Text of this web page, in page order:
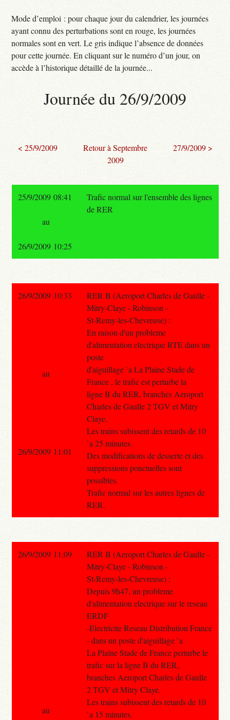
Mode d’emploi : pour chaque jour du calendrier, les journées
ayant connu des perturbations sont en rouge, les journées
normales sont en vert. Le gris indique l’absence de données
pour cette journée. En cliquant sur le numéro d’un jour, on
accède à l’historique détaillé de la journée...
Journée du 26/9/2009
< 25/9/2009
Retour à Septembre
2009
27/9/2009 >
25/9/2009 08:41
Trafic normal sur l'ensemble des lignes
de RER
au
26/9/2009 10:25
26/9/2009 10:33
RER B (Aeroport Charles de Gaulle -
Mitry-Claye - Robinson -
St-Remy-les-Chevreuse) :
En raison d'un probleme
d'alimentation electrique RTE dans un
poste
d'aiguillage `a La Plaine Stade de
France , le trafic est perturbe la
ligne B du RER, branches Aeroport
Charles de Gaulle 2 TGV et Mitry
Claye.
Les trains subissent des retards de 10
`a 25 minutes.
Des modifications de desserte et des
suppressions ponctuelles sont
possibles.
Trafic normal sur les autres lignes de
RER.
au
26/9/2009 11:01
26/9/2009 11:09
RER B (Aeroport Charles de Gaulle -
Mitry-Claye - Robinson -
St-Remy-les-Chevreuse) :
Depuis 9h47, un probleme
d'alimentation electrique sur le reseau
ERDF
-Electricite Reseau Distribution France
- dans un poste d'aiguillage `a
La Plaine Stade de France perturbe le
trafic sur la ligne B du RER,
branches Aeroport Charles de Gaulle
2 TGV et Mitry Claye.
Les trains subissent des retards de 10
`a 15 minutes.
au